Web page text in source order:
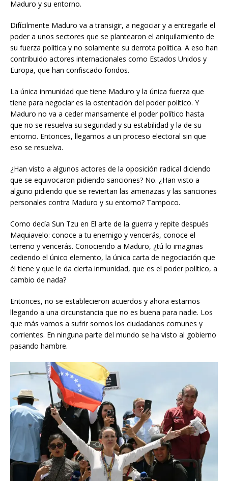
Maduro y su entorno.
Difícilmente Maduro va a transigir, a negociar y a entregarle el
poder a unos sectores que se plantearon el aniquilamiento de
su fuerza política y no solamente su derrota política. A eso han
contribuido actores internacionales como Estados Unidos y
Europa, que han confiscado fondos.
La única inmunidad que tiene Maduro y la única fuerza que
tiene para negociar es la ostentación del poder político. Y
Maduro no va a ceder mansamente el poder político hasta
que no se resuelva su seguridad y su estabilidad y la de su
entorno. Entonces, llegamos a un proceso electoral sin que
eso se resuelva.
¿Han visto a algunos actores de la oposición radical diciendo
que se equivocaron pidiendo sanciones? No. ¿Han visto a
alguno pidiendo que se reviertan las amenazas y las sanciones
personales contra Maduro y su entorno? Tampoco.
Como decía Sun Tzu en El arte de la guerra y repite después
Maquiavelo: conoce a tu enemigo y vencerás, conoce el
terreno y vencerás. Conociendo a Maduro, ¿tú lo imaginas
cediendo el único elemento, la única carta de negociación que
él tiene y que le da cierta inmunidad, que es el poder político, a
cambio de nada?
Entonces, no se establecieron acuerdos y ahora estamos
llegando a una circunstancia que no es buena para nadie. Los
que más vamos a sufrir somos los ciudadanos comunes y
corrientes. En ninguna parte del mundo se ha visto al gobierno
pasando hambre.